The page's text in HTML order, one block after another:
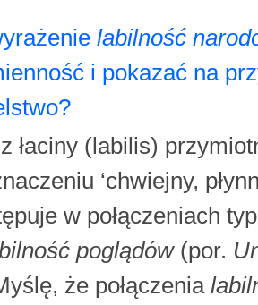
labilność
i pokazać na
łaciny (labilis)
‘chwiejny,
w połączeniach
poglądów(por.
że połączenia